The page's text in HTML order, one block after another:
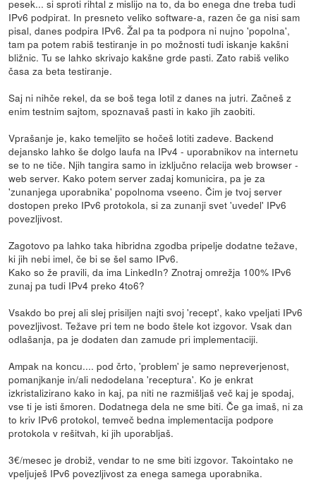
pesek... si sproti rihtal z mislijo na to, da bo enega dne treba tudi
IPv6 podpirat. In presneto veliko software-a, razen če ga nisi sam
pisal, danes podpira IPv6. Žal pa ta podpora ni nujno 'popolna',
tam pa potem rabiš testiranje in po možnosti tudi iskanje kakšni
bližnic. Tu se lahko skrivajo kakšne grde pasti. Zato rabiš veliko
časa za beta testiranje.
Saj ni nihče rekel, da se boš tega lotil z danes na jutri. Začneš z
enim testnim sajtom, spoznavaš pasti in kako jih zaobiti.
Vprašanje je, kako temeljito se hočeš lotiti zadeve. Backend
dejansko lahko še dolgo laufa na IPv4 - uporabnikov na internetu
se to ne tiče. Njih tangira samo in izključno relacija web browser -
web server. Kako potem server zadaj komunicira, pa je za
'zunanjega uporabnika' popolnoma vseeno. Čim je tvoj server
dostopen preko IPv6 protokola, si za zunanji svet 'uvedel' IPv6
povezljivost.
Zagotovo pa lahko taka hibridna zgodba pripelje dodatne težave,
ki jih nebi imel, če bi se šel samo IPv6.
Kako so že pravili, da ima LinkedIn? Znotraj omrežja 100% IPv6
zunaj pa tudi IPv4 preko 4to6?
Vsakdo bo prej ali slej prisiljen najti svoj 'recept', kako vpeljati IPv6
povezljivost. Težave pri tem ne bodo štele kot izgovor. Vsak dan
odlašanja, pa je dodaten dan zamude pri implementaciji.
Ampak na koncu.... pod črto, 'problem' je samo nepreverjenost,
pomanjkanje in/ali nedodelana 'receptura'. Ko je enkrat
izkristalizirano kako in kaj, pa niti ne razmišljaš več kaj je spodaj,
vse ti je isti šmoren. Dodatnega dela ne sme biti. Če ga imaš, ni za
to kriv IPv6 protokol, temveč bedna implementacija podpore
protokola v rešitvah, ki jih uporabljaš.
3€/mesec je drobiž, vendar to ne sme biti izgovor. Takointako ne
vpeljuješ IPv6 povezljivost za enega samega uporabnika.